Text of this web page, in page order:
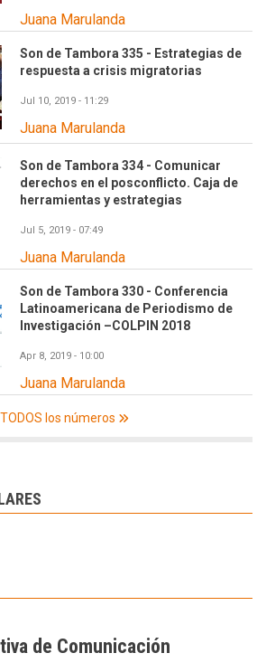
Juana Marulanda
Son de Tambora 335 - Estrategias de
respuesta a crisis migratorias
Jul 10, 2019 - 11:29
Juana Marulanda
Son de Tambora 334 - Comunicar
derechos en el posconflicto. Caja de
herramientas y estrategias
Jul 5, 2019 - 07:49
Juana Marulanda
Son de Tambora 330 - Conferencia
Latinoamericana de Periodismo de
Investigación –COLPIN 2018
Apr 8, 2019 - 10:00
Juana Marulanda
TODOS los números
de Comunicación